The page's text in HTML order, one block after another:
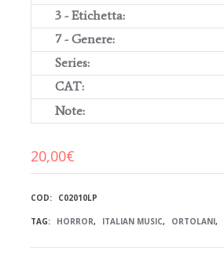
3 - Etichetta:
7 - Genere:
Series:
CAT:
Note:
20,00€
COD: C02010LP
TAG: HORROR, ITALIAN MUSIC, ORTOLANI,